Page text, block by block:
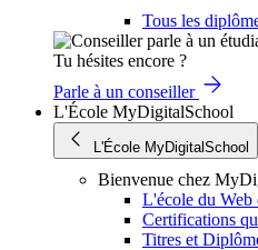
Tous les
Tu hésites encore ?
Parle à un conseiller
L'École MyDigitalSchool
L'École MyDigitalSchool
Bienvenue chez
L'école du Web
Certifications
Titres et